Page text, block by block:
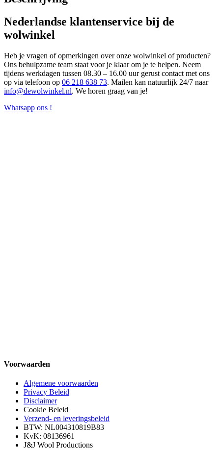
Nederlandse klantenservice bij de
wolwinkel
Heb je vragen of opmerkingen over onze wolwinkel of producten?
Ons behulpzame team staat voor je klaar om je te helpen. Neem
tijdens werkdagen tussen 08.30 – 16.00 uur gerust contact met ons
op via telefoon op 06 218 638 73. Mailen kan natuurlijk 24/7 naar
info@dewolwinkel.nl. We horen graag van je!
Whatsapp ons !
Voorwaarden
Algemene voorwaarden
Privacy Beleid
Disclaimer
Cookie Beleid
Verzend- en leveringsbeleid
BTW: NL004310819B83
KvK: 08136961
J&J Wool Productions